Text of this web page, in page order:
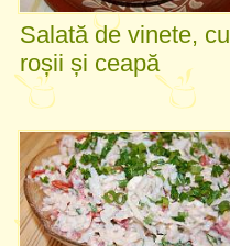
Salată de vinete, cu
roșii și ceapă